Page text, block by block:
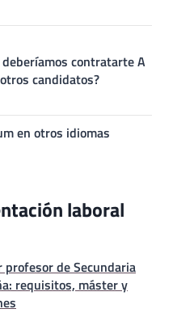
deberíamos contratarte A
candidatos?
en otros idiomas
laboral
profesor de Secundaria
requisitos, máster y